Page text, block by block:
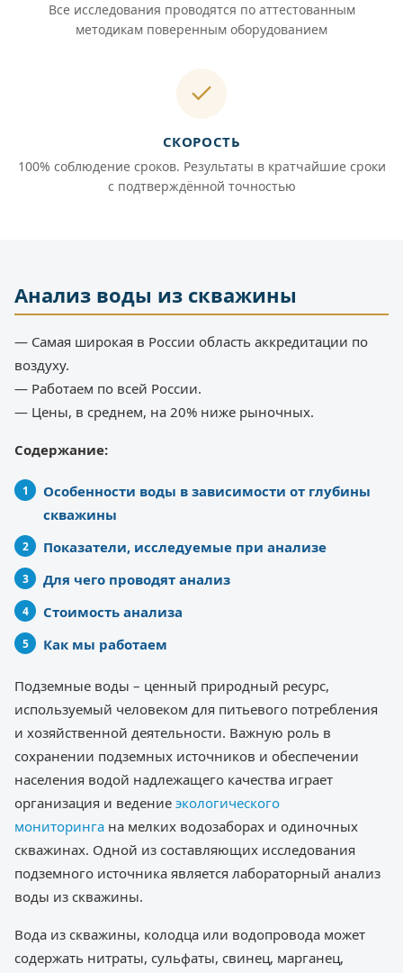
Все исследования проводятся по аттестованным
методикам поверенным оборудованием
СКОРОСТЬ
100% соблюдение сроков. Результаты в кратчайшие сроки
с подтверждённой точностью
Анализ воды из скважины
— Самая широкая в России область аккредитации по
воздуху.
— Работаем по всей России.
— Цены, в среднем, на 20% ниже рыночных.
Содержание:
Особенности воды в зависимости от глубины
скважины
Показатели, исследуемые при анализе
Для чего проводят анализ
Стоимость анализа
Как мы работаем
Подземные воды – ценный природный ресурс,
используемый человеком для питьевого потребления
и хозяйственной деятельности. Важную роль в
сохранении подземных источников и обеспечении
населения водой надлежащего качества играет
организация и ведение экологического
мониторинга на мелких водозаборах и одиночных
скважинах. Одной из составляющих исследования
подземного источника является лабораторный анализ
воды из скважины.
Вода из скважины, колодца или водопровода может
содержать нитраты, сульфаты, свинец, марганец,